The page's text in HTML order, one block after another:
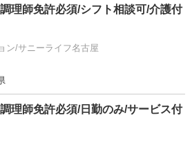
理師免許必須/シフト相談可/介護付
ン/サニーライフ名古屋
理師免許必須/日勤のみ/サービス付